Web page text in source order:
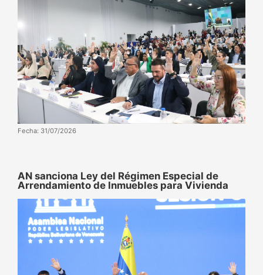
Fecha: 31/07/2026
AN sanciona Ley del Régimen Especial de
Arrendamiento de Inmuebles para Vivienda